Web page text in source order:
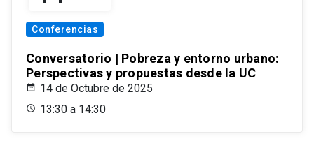
Conferencias
Conversatorio | Pobreza y entorno urbano:
Perspectivas y propuestas desde la UC
14 de Octubre de 2025
13:30 a 14:30